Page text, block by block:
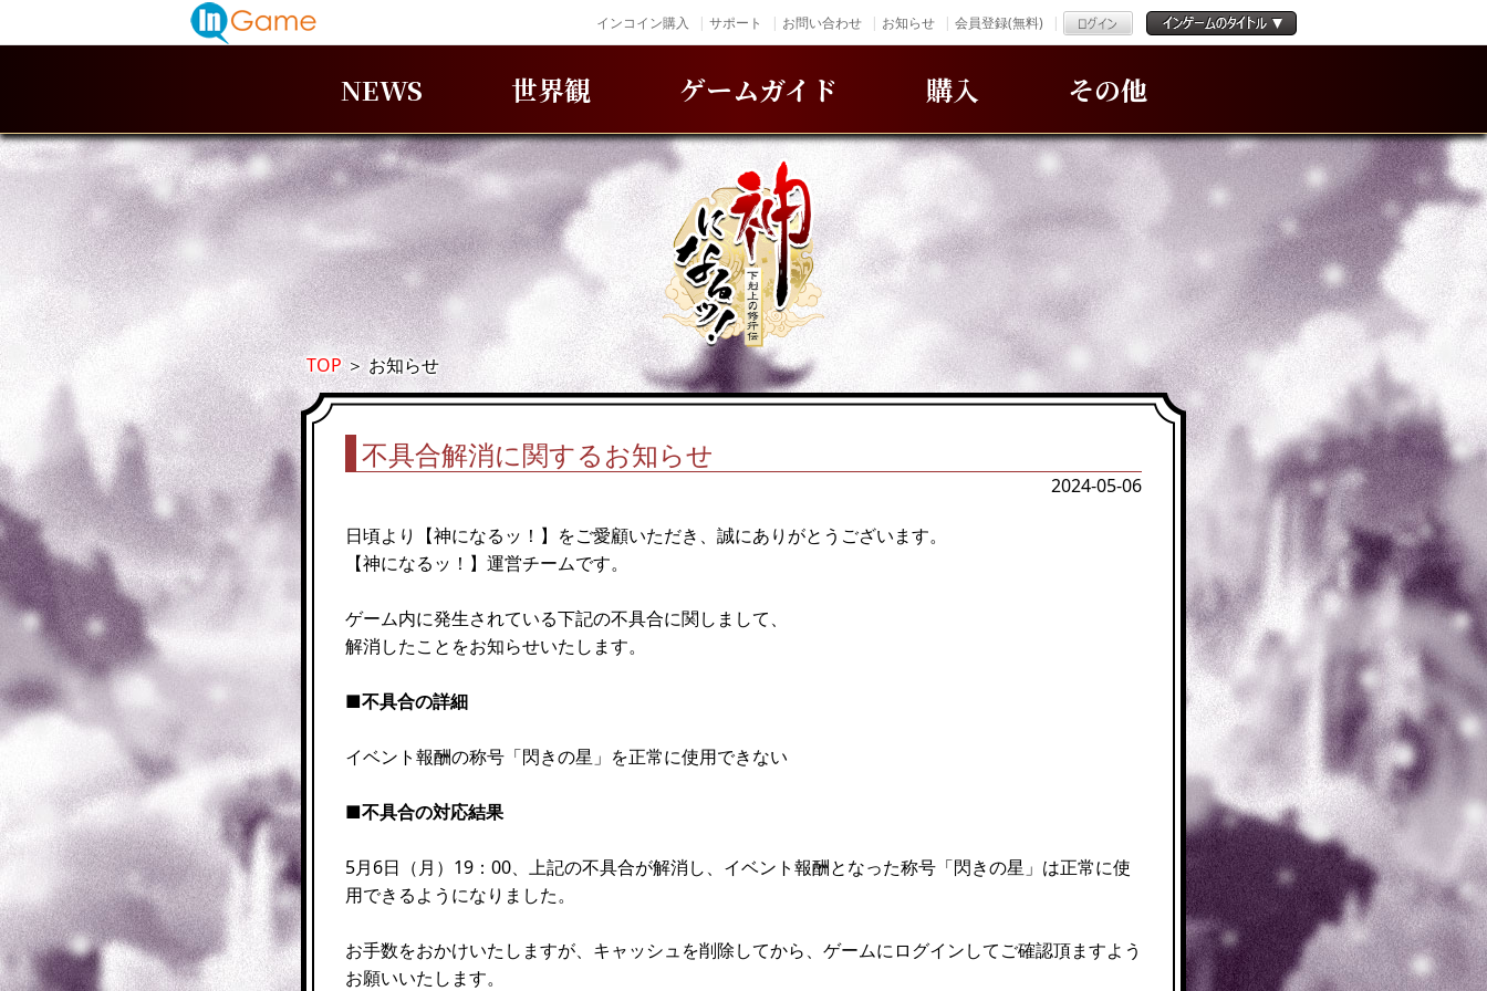
インコイン購入 サポート お問い合わせ お知らせ 会員登録(無料)
NEWS 世界観 ゲームガイド 購入 その他
TOP＞お知らせ
不具合解消に関するお知らせ
2024-05-06
日頃より【神になるッ！】をご愛顧いただき、誠にありがとうございます。
【神になるッ！】運営チームです。
ゲーム内に発生されている下記の不具合に関しまして、
解消したことをお知らせいたします。
■不具合の詳細
イベント報酬の称号「閃きの星」を正常に使用できない
■不具合の対応結果
5月6日（月）19：00、上記の不具合が解消し、イベント報酬となった称号「閃きの星」は正常に使
用できるようになりました。
お手数をおかけいたしますが、キャッシュを削除してから、ゲームにログインしてご確認頂ますよう
お願いいたします。